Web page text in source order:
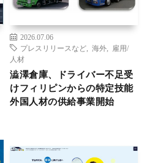
2026.07.06
プレスリリースなど
海外
雇用/
人材
澁澤倉庫、ドライバー不足受
けフィリピンからの特定技能
外国人材の供給事業開始